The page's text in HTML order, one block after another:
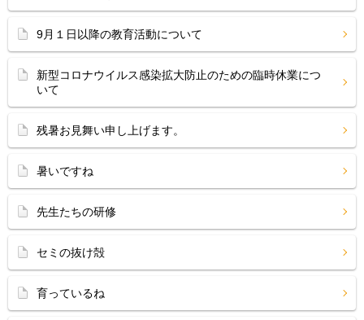
9月１日以降の教育活動について
新型コロナウイルス感染拡大防止のための臨時休業につ
いて
残暑お見舞い申し上げます。
暑いですね
先生たちの研修
セミの抜け殻
育っているね